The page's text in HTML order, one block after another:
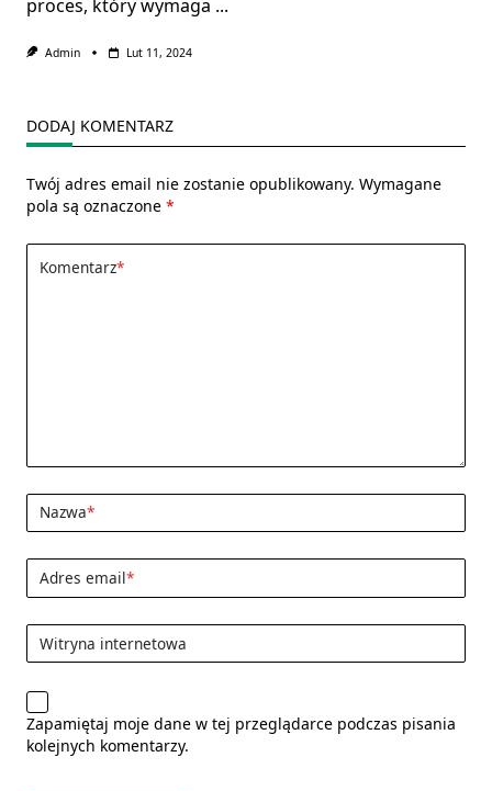
proces, który wymaga ...
Admin Lut 11, 2024
DODAJ KOMENTARZ
Twój adres email nie zostanie opublikowany. Wymagane
pola są oznaczone *
Komentarz*
Nazwa*
Adres email*
Witryna internetowa
Zapamiętaj moje dane w tej przeglądarce podczas pisania
kolejnych komentarzy.